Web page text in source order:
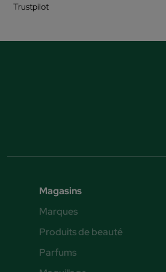
Trustpilot
Magasins
Marques
Produits de beauté
Parfums